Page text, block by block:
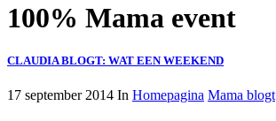
100% Mama event
CLAUDIA BLOGT: WAT EEN WEEKEND
17 september 2014 In Homepagina Mama blogt